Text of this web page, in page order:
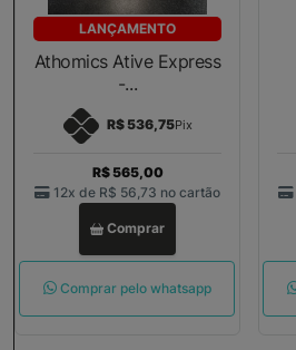
LANÇAMENTO
Athomics Ative Express
-...
R$ 536,75Pix
R$ 565,00
12x de R$ 56,73 no cartão
Comprar
Comprar pelo whatsapp